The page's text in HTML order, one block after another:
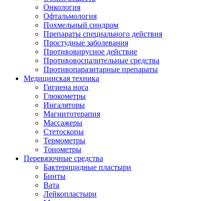
Онкология
Офтальмология
Похмельный синдром
Препараты специального действия
Простудные заболевания
Противовирусное действие
Противовоспалительные средства
Противопаразитарные препараты
Медицинская техника
Гигиена носа
Глюкометры
Ингаляторы
Магнитотерапия
Массажеры
Стетоскопы
Термометры
Тонометры
Перевязочные средства
Бактерицидные пластыри
Бинты
Вата
Лейкопластыри